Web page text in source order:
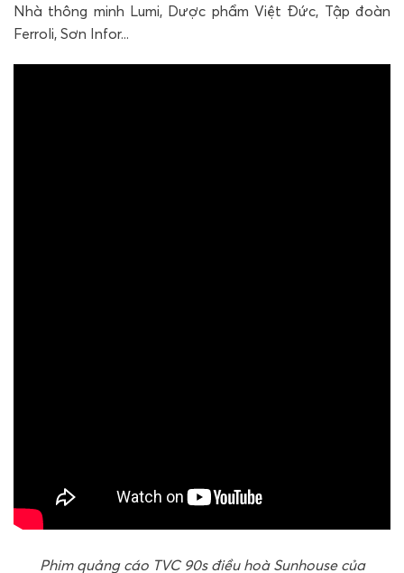
Nhà thông minh Lumi, Dược phẩm Việt Đức, Tập đoàn
Ferroli, Sơn Infor...
Phim quảng cáo TVC 90s điều hoà Sunhouse của